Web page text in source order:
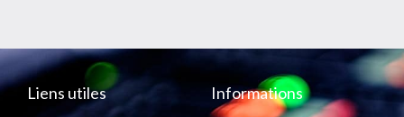
Liens utiles Informations